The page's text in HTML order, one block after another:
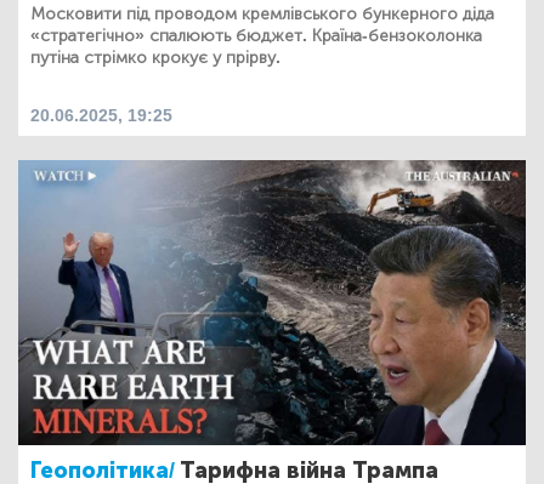
Московити під проводом кремлівського бункерного діда
«стратегічно» спалюють бюджет. Країна-бензоколонка
путіна стрімко крокує у прірву.
20.06.2025, 19:25
Геополітика/ Тарифна війна Трампа